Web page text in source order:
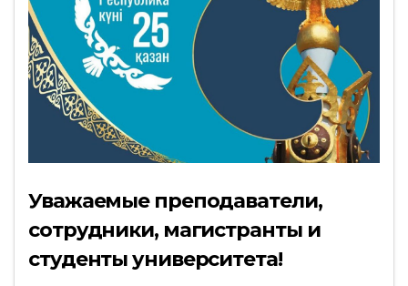
Уважаемые преподаватели,
сотрудники, магистранты и
студенты университета!